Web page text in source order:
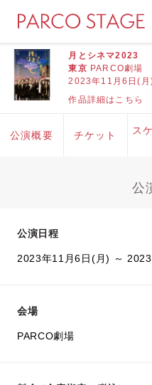
月とシネマ2023
東京 PARCO劇場
2023年11月6日(
作品詳細はこちら
公演概要 チケット
ス
公
公演日程
2023年11月6日(月) ～
会場
PARCO劇場